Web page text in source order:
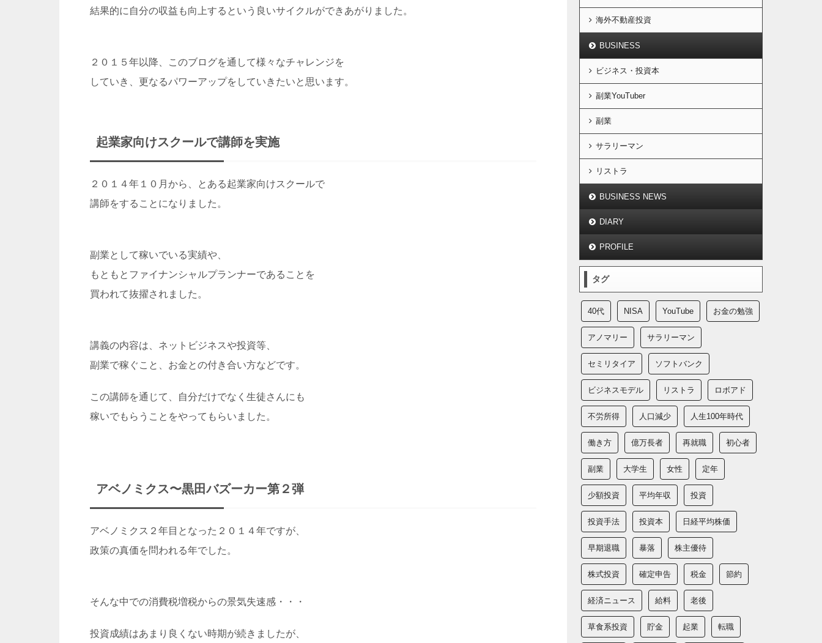
結果的に自分の収益も向上するという良いサイクルができあがりました。
２０１５年以降、このブログを通して様々なチャレンジを
していき、更なるパワーアップをしていきたいと思います。
起業家向けスクールで講師を実施
２０１４年１０月から、とある起業家向けスクールで
講師をすることになりました。
副業として稼いでいる実績や、
もともとファイナンシャルプランナーであることを
買われて抜擢されました。
講義の内容は、ネットビジネスや投資等、
副業で稼ぐこと、お金との付き合い方などです。
この講師を通じて、自分だけでなく生徒さんにも
稼いでもらうことをやってもらいました。
アベノミクス〜黒田バズーカー第２弾
アベノミクス２年目となった２０１４年ですが、
政策の真価を問われる年でした。
そんな中での消費税増税からの景気失速感・・・
投資成績はあまり良くない時期が続きましたが、
海外不動産投資
BUSINESS
ビジネス・投資本
副業YouTuber
副業
サラリーマン
リストラ
BUSINESS NEWS
DIARY
PROFILE
タグ
40代 NISA YouTube お金の勉強
アノマリー サラリーマン
セミリタイア ソフトバンク
ビジネスモデル リストラ ロボアド
不労所得 人口減少 人生100年時代
働き方 億万長者 再就職 初心者
副業 大学生 女性 定年
少額投資 平均年収 投資
投資手法 投資本 日経平均株価
早期退職 暴落 株主優待
株式投資 確定申告 税金 節約
経済ニュース 給料 老後
草食系投資 貯金 起業 転職